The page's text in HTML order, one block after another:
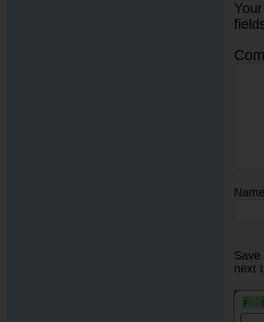
next